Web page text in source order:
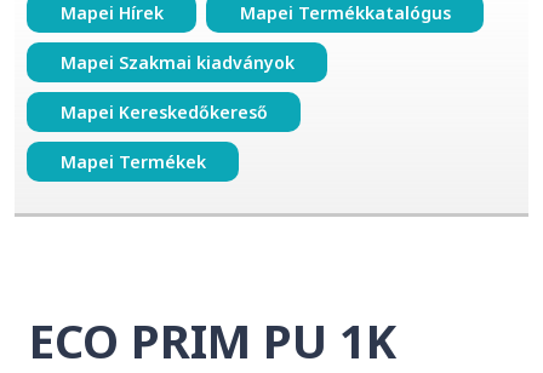
Mapei Hírek Mapei Termékkatalógus
Mapei Szakmai kiadványok
Mapei Kereskedőkereső
Mapei Termékek
ECO PRIM PU 1K